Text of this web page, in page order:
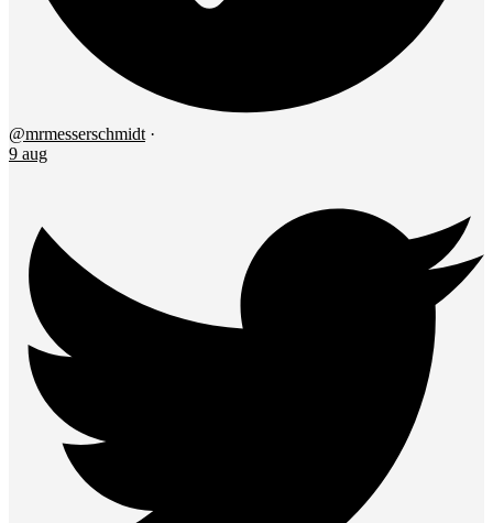
@mrmesserschmidt ·
9 aug